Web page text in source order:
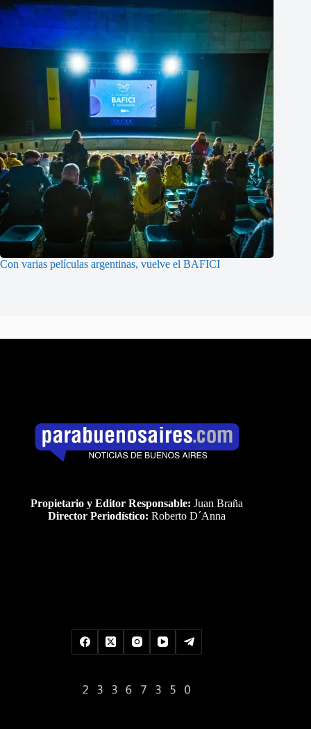
Con varias películas argentinas, vuelve el BAFICI
Propietario y Editor Responsable: Juan Braña
Director Periodístico: Roberto D´Anna